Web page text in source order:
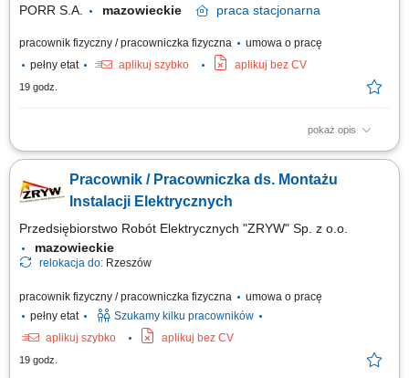
PORR S.A. mazowieckie praca stacjonarna
pracownik fizyczny / pracowniczka fizyczna
umowa o pracę
pełny etat
aplikuj szybko aplikuj bez CV
19 godz.
pokaż opis
Opis stanowiska: Zakładanie, serwisowanie i nadzór nad sieciami
wentylacji oraz parku maszynowego). Bieżąca eksploatacja oraz
usuwanie usterek agregatów prądotwórczych, pomp odwadniających i
Pracownik / Pracowniczka ds. Montażu
Instalacji Elektrycznych
Przedsiębiorstwo Robót Elektrycznych "ZRYW" Sp. z o.o.
mazowieckie
relokacja do: Rzeszów
pracownik fizyczny / pracowniczka fizyczna
umowa o pracę
pełny etat
Szukamy kilku pracowników
aplikuj szybko
aplikuj bez CV
19 godz.